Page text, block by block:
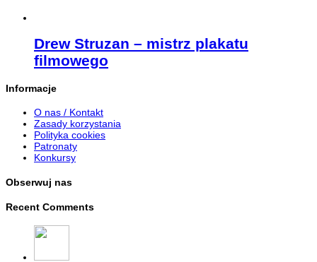
Drew Struzan – mistrz plakatu
filmowego
Informacje
O nas / Kontakt
Zasady korzystania
Polityka cookies
Patronaty
Konkursy
Obserwuj nas
Recent Comments